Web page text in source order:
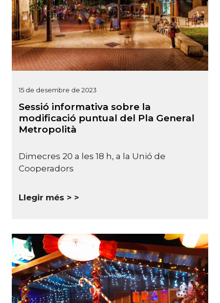
15 de desembre de 2023
Sessió informativa sobre la
modificació puntual del Pla General
Metropolità
Dimecres 20 a les 18 h, a la Unió de
Cooperadors
Llegir més >